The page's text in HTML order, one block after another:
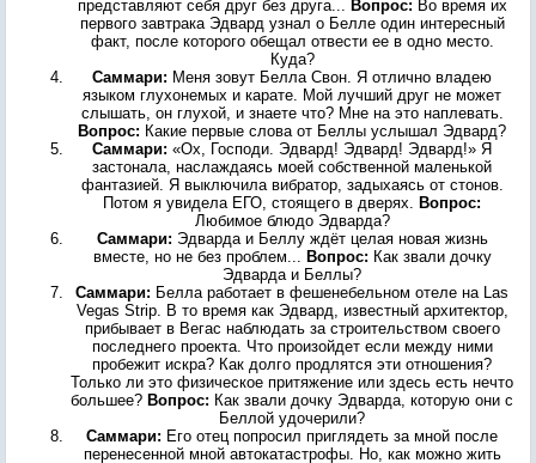
представляют себя друг без друга... Вопрос: Во время их
первого завтрака Эдвард узнал о Белле один интересный
факт, после которого обещал отвести ее в одно место.
Куда?
Саммари: Меня зовут Белла Свон. Я отлично владею
языком глухонемых и карате. Мой лучший друг не может
слышать, он глухой, и знаете что? Мне на это наплевать.
Вопрос: Какие первые слова от Беллы услышал Эдвард?
Саммари: «Ох, Господи. Эдвард! Эдвард! Эдвард!» Я
застонала, наслаждаясь моей собственной маленькой
фантазией. Я выключила вибратор, задыхаясь от стонов.
Потом я увидела ЕГО, стоящего в дверях. Вопрос:
Любимое блюдо Эдварда?
Саммари: Эдварда и Беллу ждёт целая новая жизнь
вместе, но не без проблем... Вопрос: Как звали дочку
Эдварда и Беллы?
Саммари: Белла работает в фешенебельном отеле на Las
Vegas Strip. В то время как Эдвард, известный архитектор,
прибывает в Вегас наблюдать за строительством своего
последнего проекта. Что произойдет если между ними
пробежит искра? Как долго продлятся эти отношения?
Только ли это физическое притяжение или здесь есть нечто
большее? Вопрос: Как звали дочку Эдварда, которую они с
Беллой удочерили?
Саммари: Его отец попросил приглядеть за мной после
перенесенной мной автокатастрофы. Но, как можно жить